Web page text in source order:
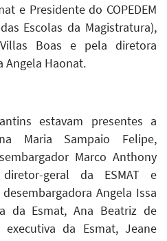
e Presidente do COPEDEM
Escolas da Magistratura),
Boas e pela diretora
Angela Haonat.
estavam presentes a
Maria Sampaio Felipe,
Marco Anthony
geral da ESMAT e
Angela Issa
da Esmat, Ana Beatriz de
da Esmat, Jeane